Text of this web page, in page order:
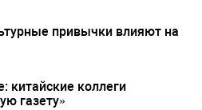
привычки влияют на
китайские коллеги
газету»